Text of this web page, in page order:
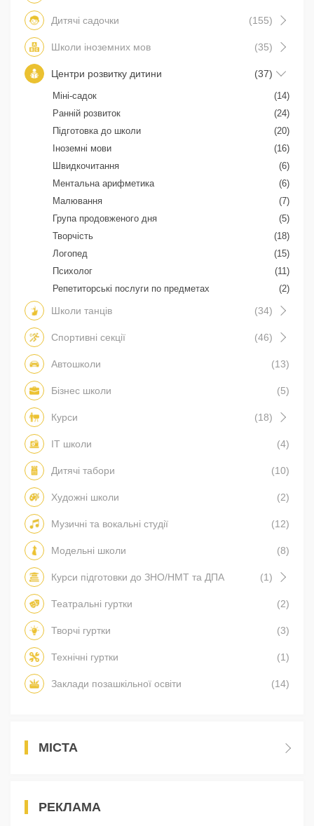
Дитячі садочки (155)
Школи іноземних мов (35)
Центри розвитку дитини (37)
Міні-садок
(14)
Ранній розвиток
(24)
Підготовка до школи
(20)
Іноземні мови
(16)
Швидкочитання
(6)
Ментальна арифметика
(6)
Малювання
(7)
Група продовженого дня
(5)
Творчість
(18)
Логопед
(15)
Психолог
(11)
Репетиторські послуги по предметах
(2)
Школи танців (34)
Спортивні секції (46)
Автошколи (13)
Бізнес школи (5)
Курси (18)
IT школи (4)
Дитячі табори (10)
Художні школи (2)
Музичні та вокальні студії (12)
Модельні школи (8)
Курси підготовки до ЗНО/НМТ та ДПА (1)
Театральні гуртки (2)
Творчі гуртки (3)
Технічні гуртки (1)
Заклади позашкільної освіти (14)
МІСТА
РЕКЛАМА